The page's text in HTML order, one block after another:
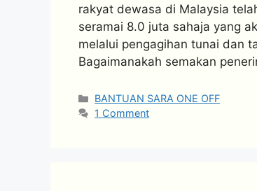
rakyat dewasa di Malaysia
seramai 8.0 juta sahaja yang
melalui pengagihan tunai dan
Bagaimanakah semakan
Categories
BANTUAN SARA ONE OFF
1 Comment